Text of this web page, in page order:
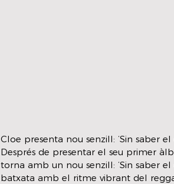
Cloe presenta nou senzill: ‘Sin saber
Després de presentar el seu primer
torna amb un nou senzill: ‘Sin saber
batxata amb el ritme vibrant del